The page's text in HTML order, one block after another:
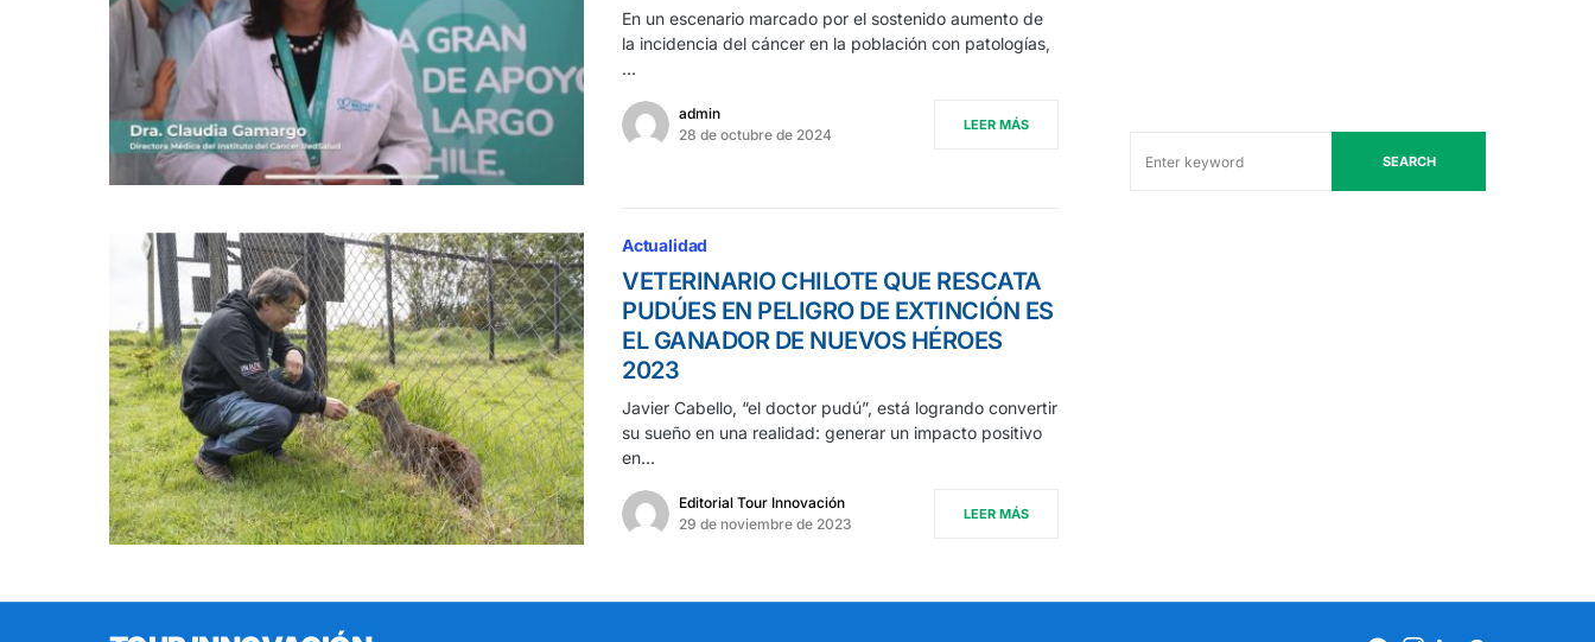
En un escenario marcado por el sostenido aumento de
la incidencia del cáncer en la población con patologías,
…
admin
28 de octubre de 2024
LEER MÁS
Actualidad
VETERINARIO CHILOTE QUE RESCATA
PUDÚES EN PELIGRO DE EXTINCIÓN ES
EL GANADOR DE NUEVOS HÉROES
2023
Javier Cabello, “el doctor pudú”, está logrando convertir
su sueño en una realidad: generar un impacto positivo
en…
Editorial Tour Innovación
29 de noviembre de 2023
LEER MÁS
SEARCH